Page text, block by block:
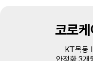
코로
KT목동